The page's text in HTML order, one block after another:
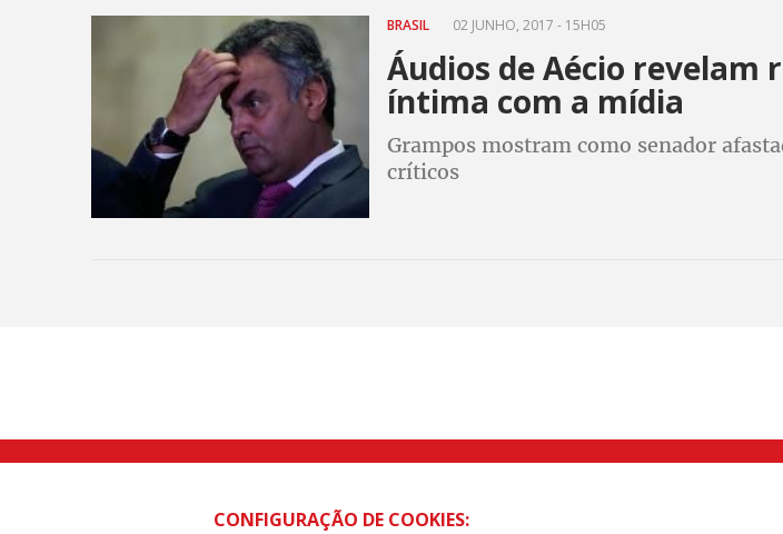
BRASIL 02 JUNHO, 2017 - 15H05
Áudios de Aécio revelam
íntima com a mídia
Grampos mostram como senador
críticos
Rua Caetano Pinto nº 575 CEP 03041-000 Brás, São Paulo/SP | Telefone (11) 2108
CONFIGURAÇÃO DE COOKIES: